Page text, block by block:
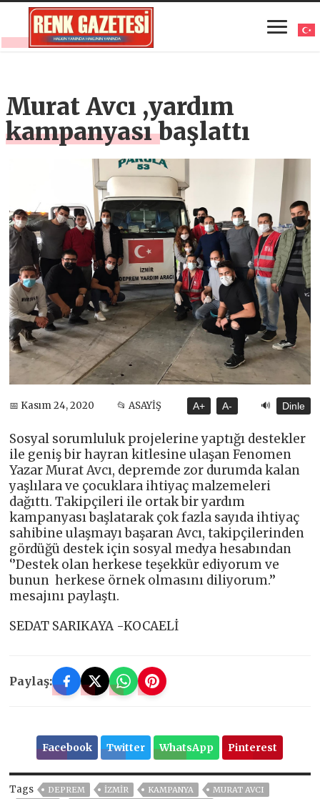
Murat Avcı ,yardım
kampanyası başlattı
📅 Kasım 24, 2020 📂 ASAYİŞ A+ A- 🔊 Dinle
Sosyal sorumluluk projelerine yaptığı destekler
ile geniş bir hayran kitlesine ulaşan Fenomen
Yazar Murat Avcı, depremde zor durumda kalan
yaşlılara ve çocuklara ihtiyaç malzemeleri
dağıttı. Takipçileri ile ortak bir yardım
kampanyası başlatarak çok fazla sayıda ihtiyaç
sahibine ulaşmayı başaran Avcı, takipçilerinden
gördüğü destek için sosyal medya hesabından
‘’Destek olan herkese teşekkür ediyorum ve
bunun herkese örnek olmasını diliyorum.’’
mesajını paylaştı.
SEDAT SARIKAYA -KOCAELİ
Paylaş:
Facebook Twitter WhatsApp Pinterest
Tags DEPREM İZMIR KAMPANYA
MURAT AVCI